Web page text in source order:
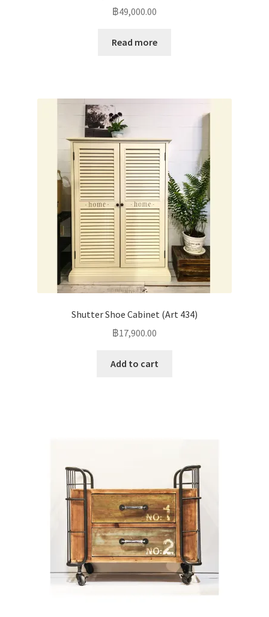
฿49,000.00
Read more
Shutter Shoe Cabinet (Art 434)
฿17,900.00
Add to cart